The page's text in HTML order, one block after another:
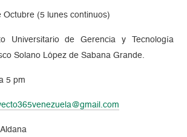
Octubre (5 lunes continuos)
Universitario de Gerencia y Tecnología
Solano López de Sabana Grande.
5 pm